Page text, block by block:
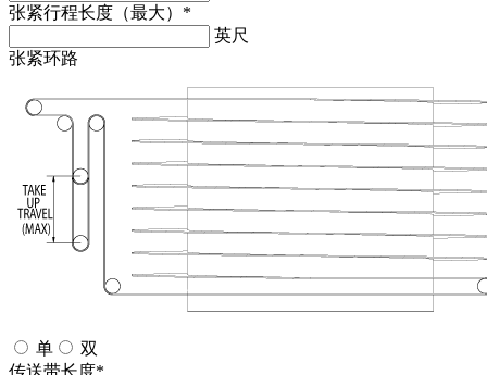
张紧行程长度（最大） *
英尺
张紧环路
单
双
传送带长度*